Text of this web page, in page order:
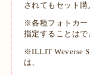
されてもセット
※各種フォトカー
指定することはで
※ILLIT Weverse
は、